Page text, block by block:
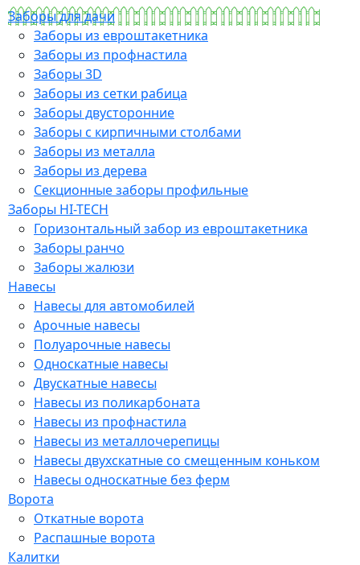
Заборы для дачи
Заборы из евроштакетника
Заборы из профнастила
Заборы 3D
Заборы из сетки рабица
Заборы двусторонние
Заборы с кирпичными столбами
Заборы из металла
Заборы из дерева
Секционные заборы профильные
Заборы HI-TECH
Горизонтальный забор из евроштакетника
Заборы ранчо
Заборы жалюзи
Навесы
Навесы для автомобилей
Арочные навесы
Полуарочные навесы
Односкатные навесы
Двускатные навесы
Навесы из поликарбоната
Навесы из профнастила
Навесы из металлочерепицы
Навесы двухскатные со смещенным коньком
Навесы односкатные без ферм
Ворота
Откатные ворота
Распашные ворота
Калитки